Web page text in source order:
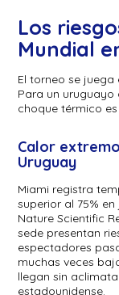
Los
Mundial
El torneo se juega
Para un uruguayo
choque térmico
Calor
Uruguay
Miami registra
superior al 75%
Nature Scientific
sede presentan
espectadores
muchas veces
llegan sin
estadounidense.